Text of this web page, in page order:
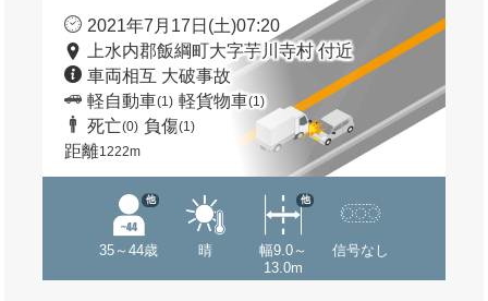
2021年7月17日(土)07:20
上水内郡飯綱町大字芋川寺村 付近
車両相互 大破事故
軽自動車(1) 軽貨物車(1)
死亡(0) 負傷(1)
距離1222m
35～44歳
他
晴
幅9.0～
13.0m
他
信号なし